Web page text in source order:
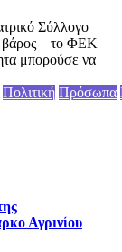
Σύλλογο
βάρος – το ΦΕΚ
μπορούσε να
Πολιτική Πρόσωπα
Αγρινίου